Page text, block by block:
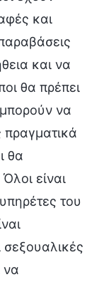
και
και να
θα πρέπει
να
θα
είναι
του
σεξουαλικές
να